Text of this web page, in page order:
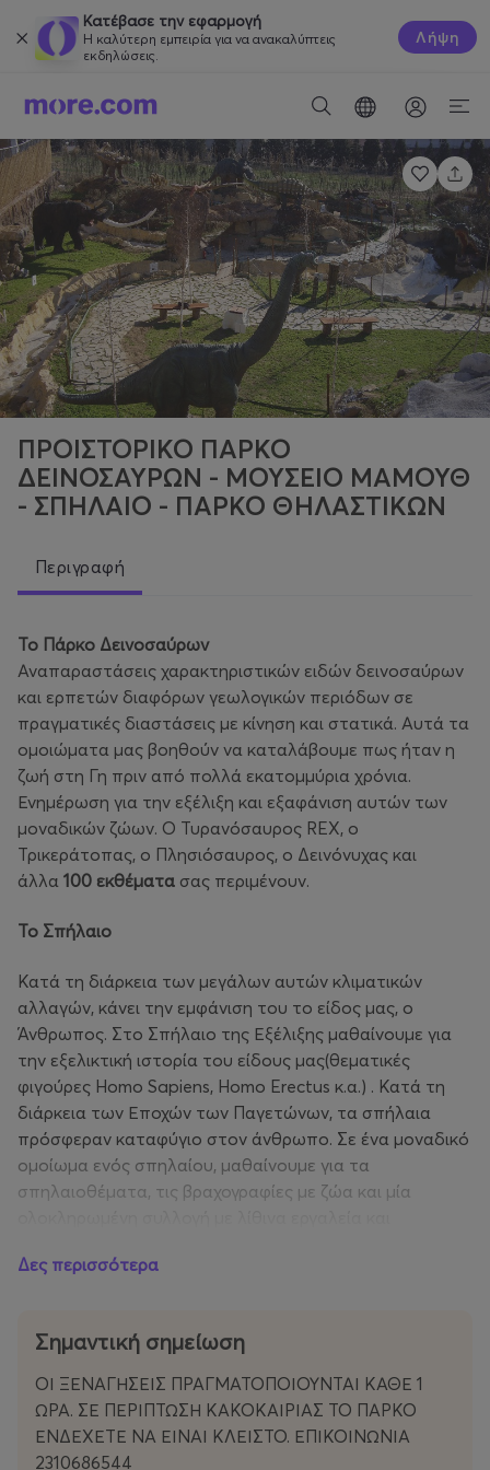
Κατέβασε την εφαρμογή
Η καλύτερη εμπειρία για να ανακαλύπτεις
εκδηλώσεις.
Λήψη
ΠΡΟΙΣΤΟΡΙΚΟ ΠΑΡΚΟ
ΔΕΙΝΟΣΑΥΡΩΝ - ΜΟΥΣΕΙΟ ΜΑΜΟΥΘ
- ΣΠΗΛΑΙΟ - ΠΑΡΚΟ ΘΗΛΑΣΤΙΚΩΝ
Περιγραφή
Το Πάρκο Δεινοσαύρων
Αναπαραστάσεις χαρακτηριστικών ειδών δεινοσαύρων
και ερπετών διαφόρων γεωλογικών περιόδων σε
πραγματικές διαστάσεις με κίνηση και στατικά. Αυτά τα
ομοιώματα μας βοηθούν να καταλάβουμε πως ήταν η
ζωή στη Γη πριν από πολλά εκατομμύρια χρόνια.
Ενημέρωση για την εξέλιξη και εξαφάνιση αυτών των
μοναδικών ζώων. O Τυρανόσαυρος REX, o
Τρικεράτοπας, ο Πλησιόσαυρος, ο Δεινόνυχας και
άλλα 100 εκθέματα σας περιμένουν.
Το Σπήλαιο
Κατά τη διάρκεια των μεγάλων αυτών κλιματικών
αλλαγών, κάνει την εμφάνιση του το είδος μας, ο
Άνθρωπος. Στο Σπήλαιο της Εξέλιξης μαθαίνουμε για
την εξελικτική ιστορία του είδους μας(θεματικές
φιγούρες Homo Sapiens, Homo Erectus κ.α.) . Κατά τη
διάρκεια των Εποχών των Παγετώνων, τα σπήλαια
πρόσφεραν καταφύγιο στον άνθρωπο. Σε ένα μοναδικό
ομοίωμα ενός σπηλαίου, μαθαίνουμε για τα
σπηλαιοθέματα, τις βραχογραφίες με ζώα και μία
65 εκατομμύρια χρόνια, ξεκινά η Εποχή των
Θηλαστικών. Το Πάρκο των Θηλαστικών περιέχει πάνω
από 30 διαφορετικά εκθέματα-ομοιώματα
προϊστορικών θηλαστικών, τα περισσότερα από τα
οποία ζούσαν και στην Ελλάδα κατά το παρελθόν. Σε
Δες περισσότερα
Σημαντική σημείωση
ΟΙ ΞΕΝΑΓΗΣΕΙΣ ΠΡΑΓΜΑΤΟΠΟΙΟΥΝΤΑΙ ΚΑΘΕ 1
ΩΡΑ. ΣΕ ΠΕΡΙΠΤΩΣΗ ΚΑΚΟΚΑΙΡΙΑΣ ΤΟ ΠΑΡΚΟ
ΕΝΔΕΧΕΤΕ ΝΑ ΕΙΝΑΙ ΚΛΕΙΣΤΟ. ΕΠΙΚΟΙΝΩΝΙΑ
2310686544